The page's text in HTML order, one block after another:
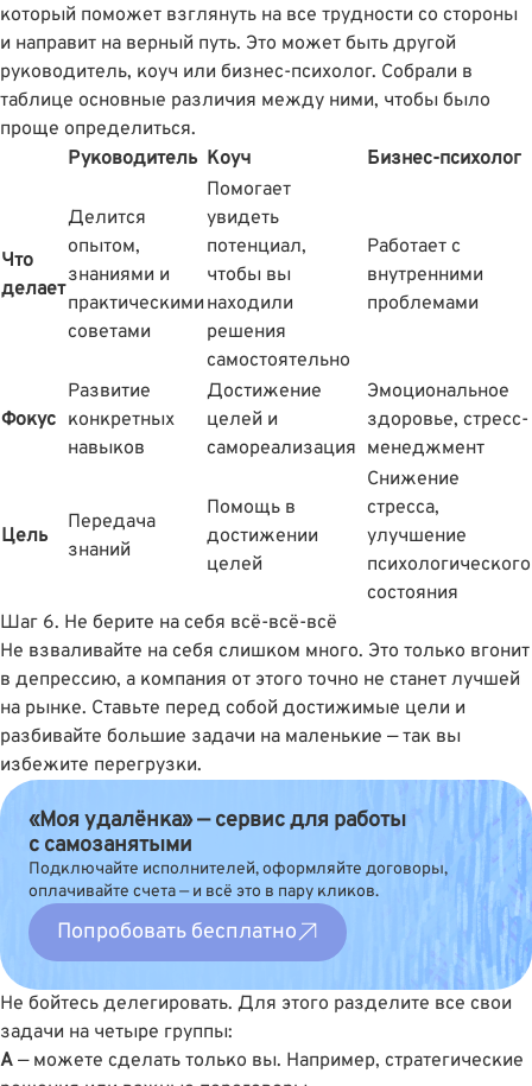
который поможет взглянуть на все трудности со стороны
и направит на верный путь. Это может быть другой
руководитель, коуч или бизнес-психолог. Собрали в
таблице основные различия между ними, чтобы было
проще определиться.
Руководитель Коуч Бизнес-психолог
Что
делает
Делится
опытом,
знаниями и
практическими
советами
Помогает
увидеть
потенциал,
чтобы вы
находили
решения
самостоятельно
Работает с
внутренними
проблемами
Фокус
Развитие
конкретных
навыков
Достижение
целей и
самореализация
Эмоциональное
здоровье, стресс-
менеджмент
Цель
Передача
знаний
Помощь в
достижении
целей
Снижение
стресса,
улучшение
психологического
состояния
Шаг 6. Не берите на себя всё-всё-всё
Не взваливайте на себя слишком много. Это только вгонит
в депрессию, а компания от этого точно не станет лучшей
на рынке. Ставьте перед собой достижимые цели и
разбивайте большие задачи на маленькие — так вы
избежите перегрузки.
«Моя удалёнка» — сервис для работы
с самозанятыми
Подключайте исполнителей, оформляйте договоры,
оплачивайте счета — и всё это в пару кликов.
Попробовать бесплатно
Не бойтесь делегировать. Для этого разделите все свои
задачи на четыре группы:
A — можете сделать только вы. Например, стратегические